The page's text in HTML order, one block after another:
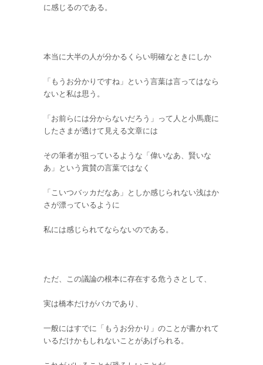
に感じるのである。
本当に大半の人が分かるくらい明確なときにしか
「もうお分かりですね」という言葉は言ってはなら
ないと私は思う。
「お前らには分からないだろう」って人と小馬鹿に
したさまが透けて見える文章には
その筆者が狙っているような「偉いなあ、賢いな
あ」という賞賛の言葉ではなく
「こいつバッカだなあ」としか感じられない浅はか
さが漂っているように
私には感じられてならないのである。
ただ、この議論の根本に存在する危うさとして、
実は橋本だけがバカであり、
一般にはすでに「もうお分かり」のことが書かれて
いるだけかもしれないことがあげられる。